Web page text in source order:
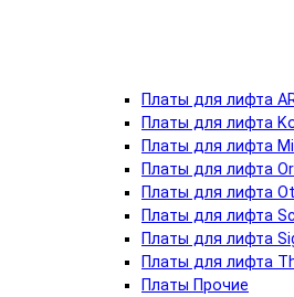
Платы для лифта
Платы для лифта
Платы для лифта
Платы для лифта
Платы для лифта
Платы для лифта
Платы для лифта
Платы для лифта
Платы Прочие